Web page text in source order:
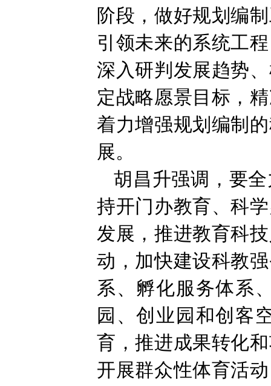
阶段，做好规划编
引领未来的系统工
深入研判发展趋势
定战略愿景目标，
着力增强规划编制
展。
胡昌升强调，要
持开门办教育、科
发展，推进教育科
动，加快建设科教
系、孵化服务体系
园、创业园和创客
育，推进成果转化
开展群众性体育活